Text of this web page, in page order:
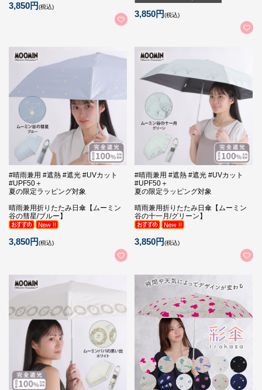
3,850円(税込)
3,850円(税込)
#晴雨兼用 #遮熱 #遮光 #UVカット
#UPF50＋
夏の限定ラッピング対象
晴雨兼用折りたたみ日傘【ムーミン
谷の彗星/ブルー】
3,850円(税込)
#晴雨兼用 #遮熱 #遮光 #UVカット
#UPF50＋
夏の限定ラッピング対象
晴雨兼用折りたたみ日傘【ムーミン
谷の十一月/グリーン】
3,850円(税込)